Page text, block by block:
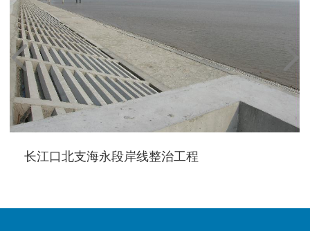
长江口北支海永段岸线整治工程